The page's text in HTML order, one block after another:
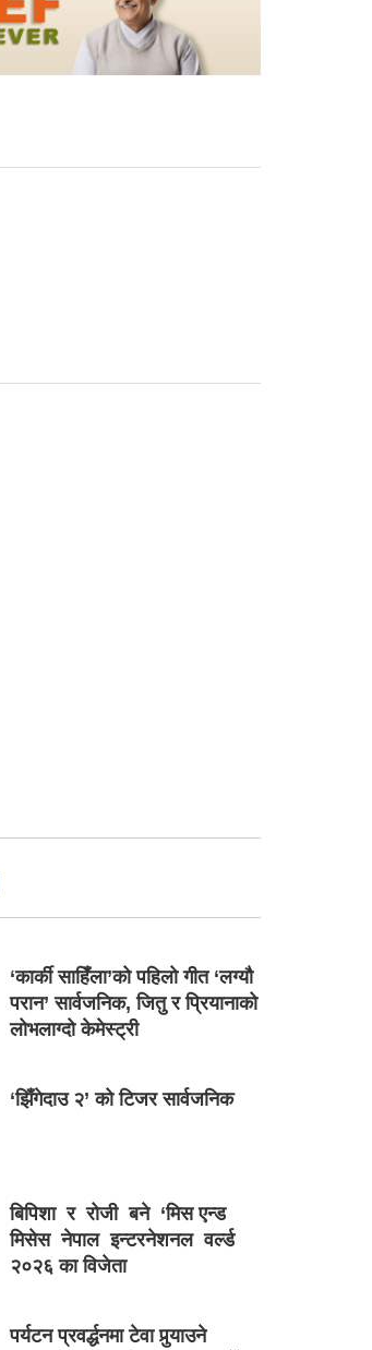
‘कार्की साहिँला’को पहिलो गीत ‘लग्यौ
परान’ सार्वजनिक, जितु र प्रियानाको
लोभलाग्दो केमेस्ट्री
‘झिँगेदाउ २’ को टिजर सार्वजनिक
बिपिशा र रोजी बने ‘मिस एन्ड
मिसेस नेपाल इन्टरनेशनल वर्ल्ड
२०२६ का विजेता
पर्यटन प्रवर्द्धनमा टेवा पुर्‍याउने